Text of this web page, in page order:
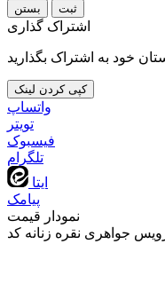
بستن
اشتراک گذاری
کپی کردن لینک
واتساپ
تويتر
فیسبوک
تلگرام
ایتا
پیامک
نمودار قیمت